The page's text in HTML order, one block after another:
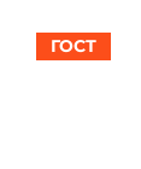
ГОСТ